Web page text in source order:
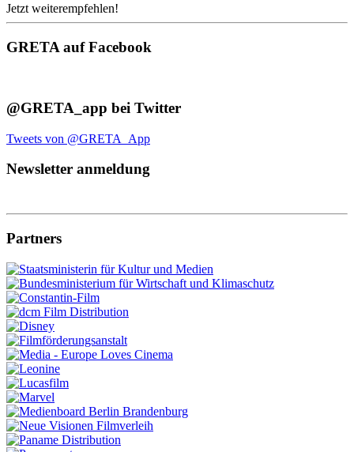
Jetzt weiterempfehlen!
GRETA auf Facebook
@GRETA_app bei Twitter
Tweets von @GRETA_App
Newsletter anmeldung
Partners